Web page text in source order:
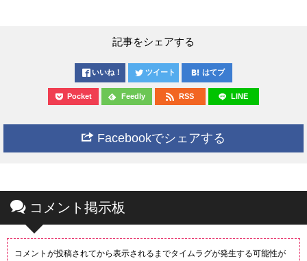
記事をシェアする
いいね！ ツイート はてブ
Pocket Feedly RSS LINE
Facebookでシェアする
コメント掲示板
コメントが投稿されてから表示されるまでタイムラグが発生する可能性が